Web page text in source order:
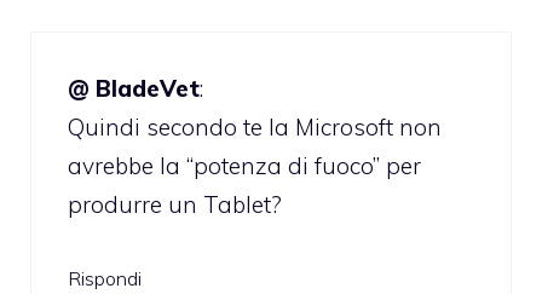
@ BladeVet:
Quindi secondo te la Microsoft non
avrebbe la “potenza di fuoco” per
produrre un Tablet?
Rispondi